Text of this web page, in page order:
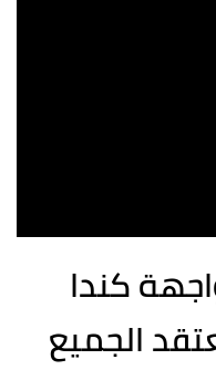
كندا
الجميع